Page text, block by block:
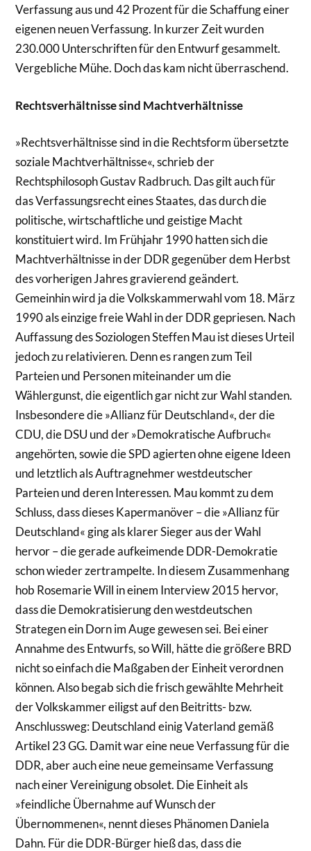
Verfassung aus und 42 Prozent für die Schaffung einer
eigenen neuen Verfassung. In kurzer Zeit wurden
230.000 Unterschriften für den Entwurf gesammelt.
Vergebliche Mühe. Doch das kam nicht überraschend.
Rechtsverhältnisse sind Machtverhältnisse
»Rechtsverhältnisse sind in die Rechtsform übersetzte
soziale Machtverhältnisse«, schrieb der
Rechtsphilosoph Gustav Radbruch. Das gilt auch für
das Verfassungsrecht eines Staates, das durch die
politische, wirtschaftliche und geistige Macht
konstituiert wird. Im Frühjahr 1990 hatten sich die
Machtverhältnisse in der DDR gegenüber dem Herbst
des vorherigen Jahres gravierend geändert.
Gemeinhin wird ja die Volkskammerwahl vom 18. März
1990 als einzige freie Wahl in der DDR gepriesen. Nach
Auffassung des Soziologen Steffen Mau ist dieses Urteil
jedoch zu relativieren. Denn es rangen zum Teil
Parteien und Personen miteinander um die
Wählergunst, die eigentlich gar nicht zur Wahl standen.
Insbesondere die »Allianz für Deutschland«, der die
CDU, die DSU und der »Demokratische Aufbruch«
angehörten, sowie die SPD agierten ohne eigene Ideen
und letztlich als Auftragnehmer westdeutscher
Parteien und deren Interessen. Mau kommt zu dem
Schluss, dass dieses Kapermanöver – die »Allianz für
Deutschland« ging als klarer Sieger aus der Wahl
hervor – die gerade aufkeimende DDR-Demokratie
schon wieder zertrampelte. In diesem Zusammenhang
hob Rosemarie Will in einem Interview 2015 hervor,
dass die Demokratisierung den westdeutschen
Strategen ein Dorn im Auge gewesen sei. Bei einer
Annahme des Entwurfs, so Will, hätte die größere BRD
nicht so einfach die Maßgaben der Einheit verordnen
können. Also begab sich die frisch gewählte Mehrheit
der Volkskammer eiligst auf den Beitritts- bzw.
Anschlussweg: Deutschland einig Vaterland gemäß
Artikel 23 GG. Damit war eine neue Verfassung für die
DDR, aber auch eine neue gemeinsame Verfassung
nach einer Vereinigung obsolet. Die Einheit als
»feindliche Übernahme auf Wunsch der
Übernommenen«, nennt dieses Phänomen Daniela
Dahn. Für die DDR-Bürger hieß das, dass die